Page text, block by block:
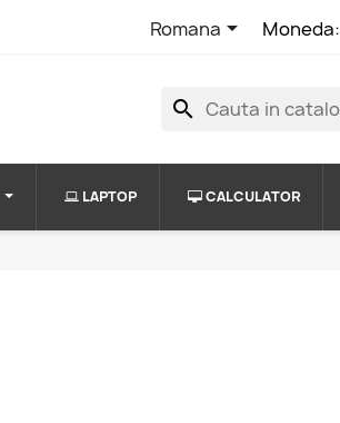
Romana Moneda:
search
LAPTOP CALCULATOR